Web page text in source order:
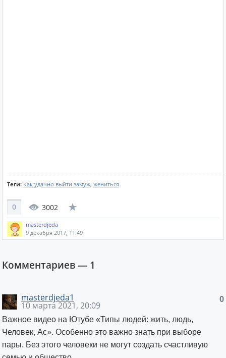
Теги: Как удачно выйти замуж, жениться
0 3002
masterdjeda
9 декабря 2017, 11:49
Комментариев — 1
0
masterdjeda1
10 марта 2021, 20:09
Важное видео на Ютубе «Типы людей: жить, людь,
Человек, Ас». Особенно это важно знать при выборе
пары. Без этого человеки не могут создать счастливую